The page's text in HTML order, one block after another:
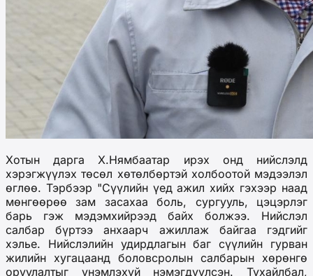
Хотын дарга Х.Нямбаатар ирэх онд нийслэлд
хэрэгжүүлэх төсөл хөтөлбөртэй холбоотой мэдээлэл
өглөө. Тэрбээр "Сүүлийн үед ажил хийх гэхээр наад
мөнгөөрөө зам засахаа боль, сургууль, цэцэрлэг
барь гэж мэдэмхийрээд байх болжээ. Нийслэл
салбар бүртээ анхаарч ажиллаж байгаа гэдгийг
хэлье. Нийслэлийн удирдлагын баг сүүлийн гурван
жилийн хугацаанд боловсролын салбарын хөрөнгө
оруулалтыг үнэмлэхүй нэмэгдүүлсэн. Тухайлбал,